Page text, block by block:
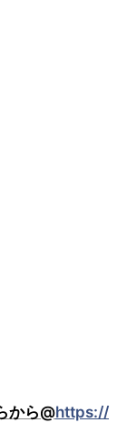
から@https://